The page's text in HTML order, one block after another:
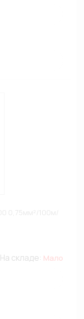
На складе: Мало